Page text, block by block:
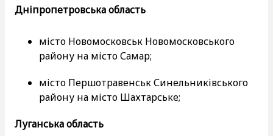
Дніпропетровська область
місто Новомосковськ Новомосковського
району на місто Самар;
місто Першотравенськ Синельниківського
району на місто Шахтарське;
Луганська область